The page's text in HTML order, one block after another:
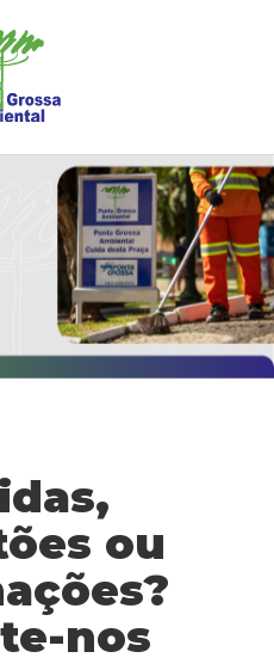
ou
nos